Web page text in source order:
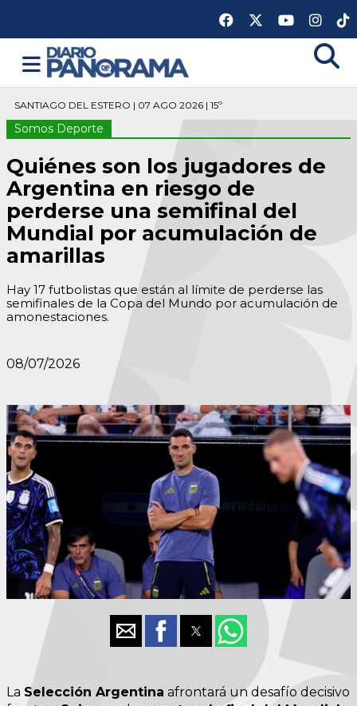
SANTIAGO DEL ESTERO | 07 AGO 2026 | 15º
Somos Deporte
Quiénes son los jugadores de
Argentina en riesgo de
perderse una semifinal del
Mundial por acumulación de
amarillas
Hay 17 futbolistas que están al límite de perderse las
semifinales de la Copa del Mundo por acumulación de
amonestaciones.
08/07/2026
La Selección Argentina afrontará un desafío decisivo